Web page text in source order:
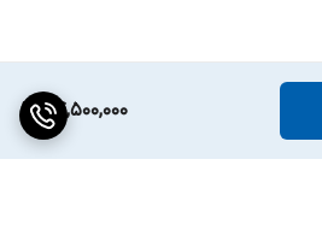
84,500,000